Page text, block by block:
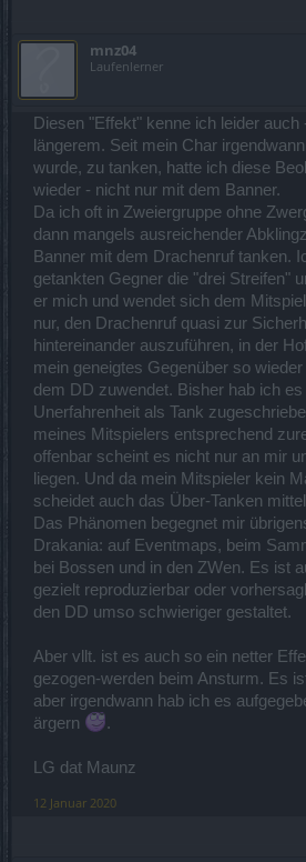
mnz04
Laufenlerner
Diesen "Effekt" kenne ich leider
längerem. Seit mein Char
wurde, zu tanken, hatte ich diese
wieder - nicht nur mit dem Banner.
Da ich oft in Zweiergruppe ohne
dann mangels ausreichender
Banner mit dem Drachenruf tanken.
getankten Gegner die "drei Streifen"
er mich und wendet sich dem
nur, den Drachenruf quasi zur
hintereinander auszuführen, in der
mein geneigtes Gegenüber so
dem DD zuwendet. Bisher hab ich
Unerfahrenheit als Tank
meines Mitspielers entsprechend
offenbar scheint es nicht nur an mir
liegen. Und da mein Mitspieler kein
scheidet auch das Über-Tanken
Das Phänomen begegnet mir
Drakania: auf Eventmaps, beim
bei Bossen und in den ZWen. Es ist
gezielt reproduzierbar oder
den DD umso schwieriger gestaltet.
Aber vllt. ist es auch so ein netter
gezogen-werden beim Ansturm. Es
aber irgendwann hab ich es
ärgern
.
LG dat Maunz
12 Januar 2020